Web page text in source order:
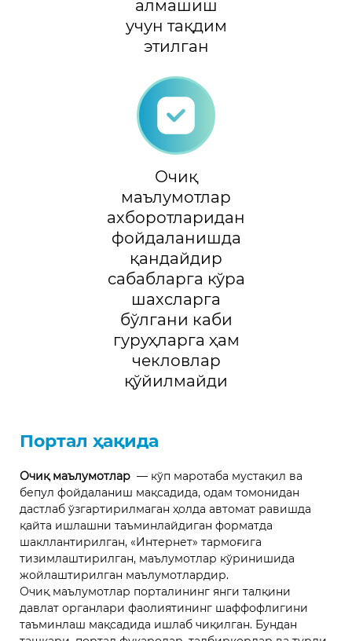
алмашиш
учун тақдим
этилган
Очиқ
маълумотлар
ахборотларидан
фойдаланишда
қандайдир
сабабларга кўра
шахсларга
бўлгани каби
гуруҳларга ҳам
чекловлар
қўйилмайди
Портал ҳақида
Очиқ маълумотлар ­­ — кўп маротаба мустақил ва
бепул фойдаланиш мақсадида, одам томонидан
дастлаб ўзгартирилмаган ҳолда автомат равишда
қайта ишлашни таъминлайдиган форматда
шакллантирилган, «Интернет» тармоғига
тизимлаштирилган, маълумотлар кўринишида
жойлаштирилган маълумотлардир.
Очиқ маълумотлар порталининг янги талқини
давлат органлари фаолиятининг шаффофлигини
таъминлаш мақсадида ишлаб чиқилган. Бундан